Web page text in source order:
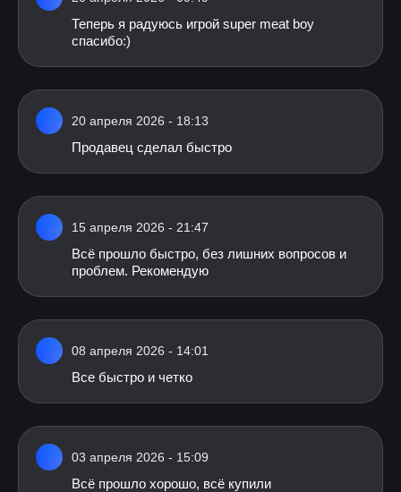
Теперь я радуюсь игрой super meat boy
спасибо:)
20 апреля 2026 - 18:13
Продавец сделал быстро
15 апреля 2026 - 21:47
Всё прошло быстро, без лишних вопросов и
проблем. Рекомендую
08 апреля 2026 - 14:01
Все быстро и четко
03 апреля 2026 - 15:09
Всё прошло хорошо, всё купили